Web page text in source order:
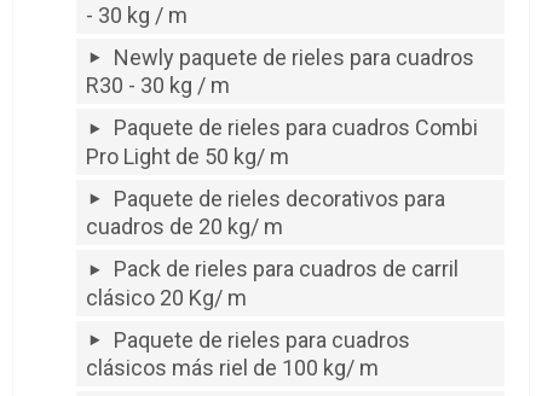
- 30 kg / m
Newly paquete de rieles para cuadros
R30 - 30 kg / m
Paquete de rieles para cuadros Combi
Pro Light de 50 kg/ m
Paquete de rieles decorativos para
cuadros de 20 kg/ m
Pack de rieles para cuadros de carril
clásico 20 Kg/ m
Paquete de rieles para cuadros
clásicos más riel de 100 kg/ m